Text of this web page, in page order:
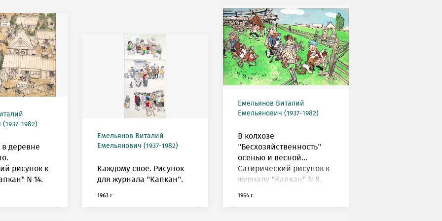
1982)
деревне
рисунок к
N 14.
Емельянов Виталий
Емельянович (1937-1982)
Каждому свое. Рисунок
для журнала "Капкан".
1963 г.
Емельянов Виталий
Емельянович (1937-1982)
В колхозе
"Бесхозяйственность"
осенью и весной...
Сатирический рисунок к
журналу "Капкан" N 8.
1964 г.